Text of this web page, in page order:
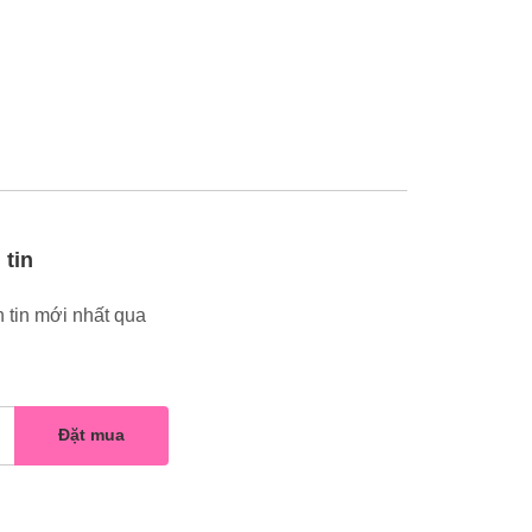
tin
tin mới nhất qua
Đặt mua